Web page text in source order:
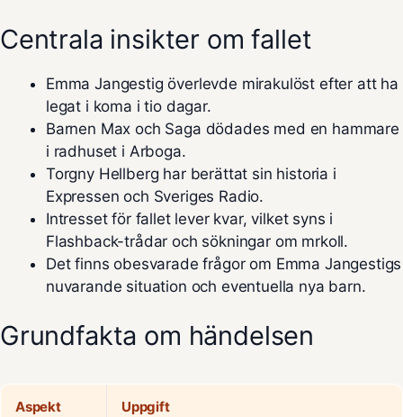
Centrala insikter om fallet
Emma Jangestig överlevde mirakulöst efter att ha
legat i koma i tio dagar.
Barnen Max och Saga dödades med en hammare
i radhuset i Arboga.
Torgny Hellberg har berättat sin historia i
Expressen och Sveriges Radio.
Intresset för fallet lever kvar, vilket syns i
Flashback-trådar och sökningar om mrkoll.
Det finns obesvarade frågor om Emma Jangestigs
nuvarande situation och eventuella nya barn.
Grundfakta om händelsen
Aspekt Uppgift